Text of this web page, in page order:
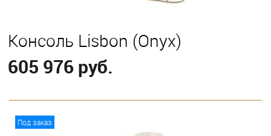
Консоль Lisbon (Onyx)
605 976 руб.
Под заказ